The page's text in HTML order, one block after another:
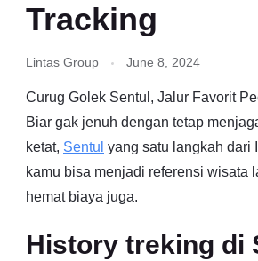
Tracking
Lintas Group June 8, 2024
Curug Golek Sentul, Jalur Favorit
Biar gak jenuh dengan tetap
ketat, Sentul yang satu langkah dari
kamu bisa menjadi referensi wisata
hemat biaya juga.
History treking di